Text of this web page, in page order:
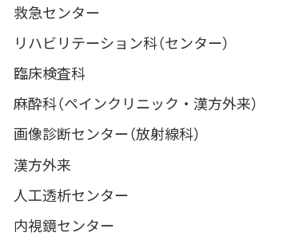
救急センター
リハビリテーション科（センター）
臨床検査科
麻酔科（ペインクリニック・漢方外来）
画像診断センター（放射線科）
漢方外来
人工透析センター
内視鏡センター